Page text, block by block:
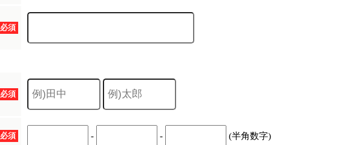
必須
必須
必須 - - (半角数字)